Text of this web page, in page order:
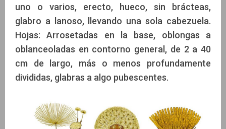
uno o varios, erecto, hueco, sin brácteas,
glabro a lanoso, llevando una sola cabezuela.
Hojas: Arrosetadas en la base, oblongas a
oblanceoladas en contorno general, de 2 a 40
cm de largo, más o menos profundamente
divididas, glabras a algo pubescentes.